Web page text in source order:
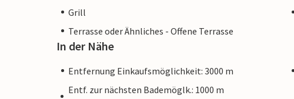
Grill
Terrasse oder Ähnliches - Offene Terrasse
In der Nähe
Entfernung Einkaufsmöglichkeit: 3000 m
Entf. zur nächsten Bademöglk.: 1000 m